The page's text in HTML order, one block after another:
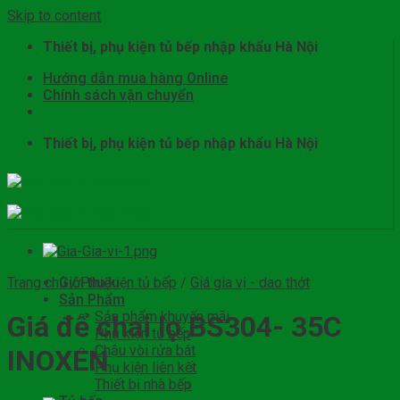
Skip to content
Thiết bị, phụ kiện tủ bếp nhập khẩu Hà Nội
Hướng dẫn mua hàng Online
Chính sách vận chuyển
Thiết bị, phụ kiện tủ bếp nhập khẩu Hà Nội
Giới thiệu
Sản Phẩm
Sản phẩm khuyến mãi
Phụ kiện tủ bếp
Chậu vòi rửa bát
Phụ kiện liên kết
Thiết bị nhà bếp
Trang chủ / Phụ kiện tủ bếp / Giá gia vị - dao thớt
Giá để chai lọ BS304- 35C
INOXEN